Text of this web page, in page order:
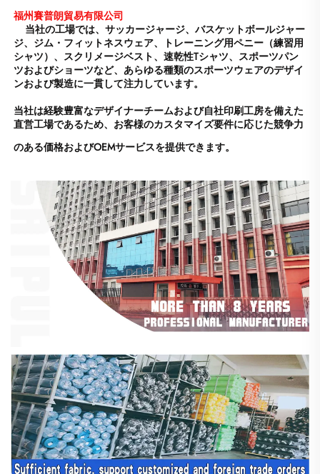
福州賽普朗貿易有限公司
当社の工場では、サッカージャージ、バスケットボールジャー
ジ、ジム・フィットネスウェア、トレーニング用ペニー（練習用
シャツ）、スクリメージベスト、速乾性Tシャツ、スポーツパン
ツおよびショーツなど、あらゆる種類のスポーツウェアのデザイ
ンおよび製造に一貫して注力しています。
当社は経験豊富なデザイナーチームおよび自社印刷工房を備えた
直営工場であるため、お客様のカスタマイズ要件に応じた競争力
のある価格およびOEMサービスを提供できます。